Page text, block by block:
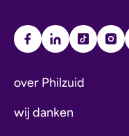
over Philzuid
wij danken